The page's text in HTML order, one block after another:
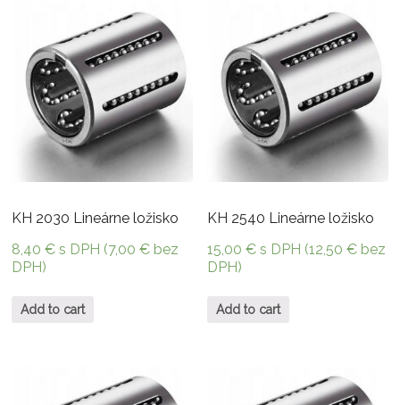
KH 2030 Lineárne ložisko
8,40€ s DPH (7,00€ bez
DPH)
Add to cart
KH 2540 Lineárne ložisko
15,00€ s DPH (12,50€ bez
DPH)
Add to cart